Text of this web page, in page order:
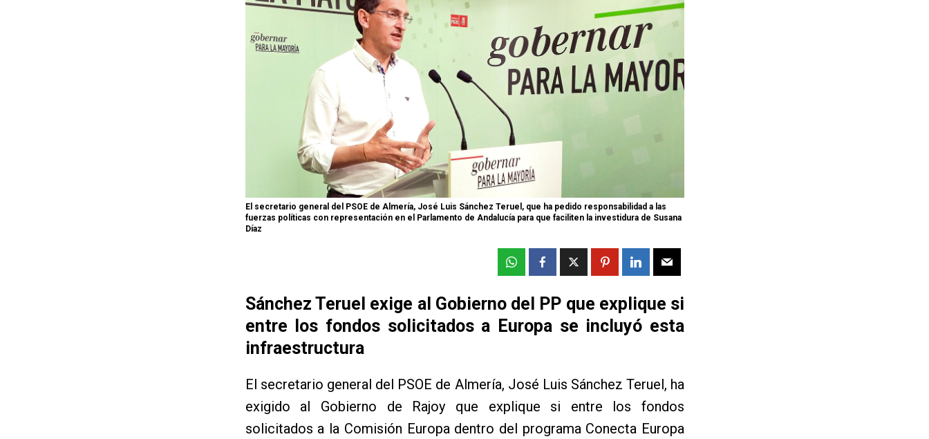
El secretario general del PSOE de Almería, José Luis Sánchez Teruel, que ha pedido responsabilidad a las
fuerzas políticas con representación en el Parlamento de Andalucía para que faciliten la investidura de Susana
Díaz
Sánchez Teruel exige al Gobierno del PP que explique si
entre los fondos solicitados a Europa se incluyó esta
infraestructura
El secretario general del PSOE de Almería, José Luis Sánchez Teruel, ha
exigido al Gobierno de Rajoy que explique si entre los fondos
solicitados a la Comisión Europa dentro del programa Conecta Europa